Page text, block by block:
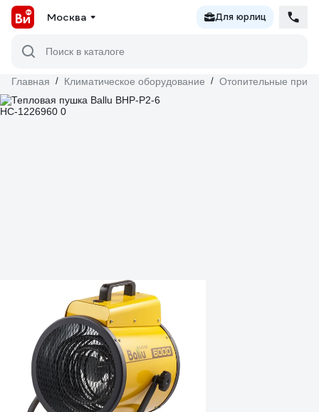
Москва Для юрлиц
Поиск в каталоге
Главная / Климатическое оборудование / Отопительные